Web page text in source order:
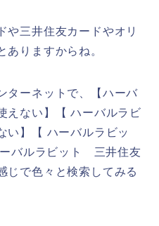
や三井住友カードやオリ
ありますからね。
ターネットで、【ハーバ
ない】【 ハーバルラビ
】【 ハーバルラビッ
バルラビット 三井住友
で色々と検索してみる